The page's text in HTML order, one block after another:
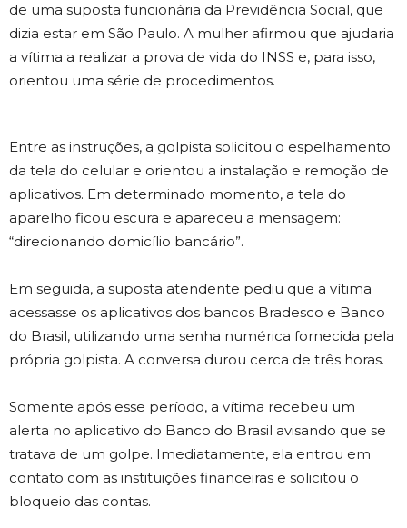
de uma suposta funcionária da Previdência Social, que
dizia estar em São Paulo. A mulher afirmou que ajudaria
a vítima a realizar a prova de vida do INSS e, para isso,
orientou uma série de procedimentos.
Entre as instruções, a golpista solicitou o espelhamento
da tela do celular e orientou a instalação e remoção de
aplicativos. Em determinado momento, a tela do
aparelho ficou escura e apareceu a mensagem:
“direcionando domicílio bancário”.
Em seguida, a suposta atendente pediu que a vítima
acessasse os aplicativos dos bancos Bradesco e Banco
do Brasil, utilizando uma senha numérica fornecida pela
própria golpista. A conversa durou cerca de três horas.
Somente após esse período, a vítima recebeu um
alerta no aplicativo do Banco do Brasil avisando que se
tratava de um golpe. Imediatamente, ela entrou em
contato com as instituições financeiras e solicitou o
bloqueio das contas.